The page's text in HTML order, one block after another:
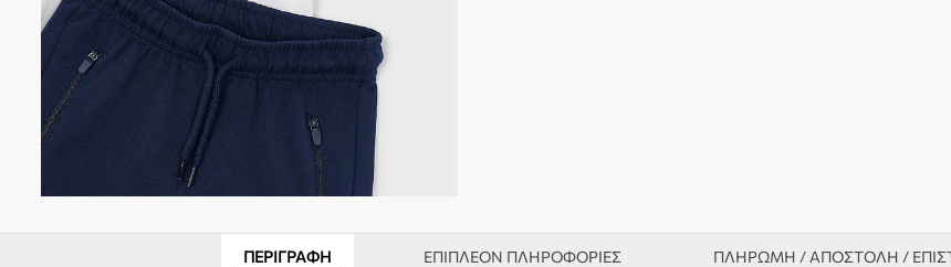
ΠΕΡΙΓΡΑΦΉ ΕΠΙΠΛΈΟΝ ΠΛΗΡΟΦΟΡΊΕΣ ΠΛΗΡΩΜΗ / ΑΠΟΣΤΟΛΗ /